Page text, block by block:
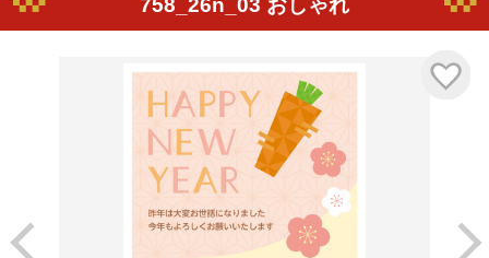
758_26n_03 おしゃれ